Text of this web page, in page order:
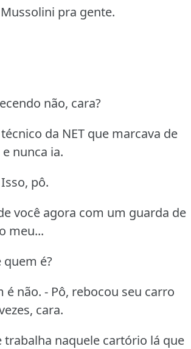
pra gente.
não, cara?
da NET que marcava de
nunca ia.
pô.
você agora com um guarda de
meu...
quem é?
é não. - Pô, rebocou seu carro
cara.
trabalha naquele cartório lá que